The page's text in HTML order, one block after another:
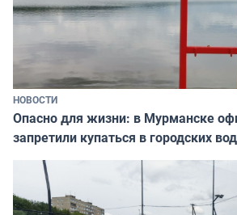
НОВОСТИ
Опасно для жизни: в Мурманске
запретили купаться в городских